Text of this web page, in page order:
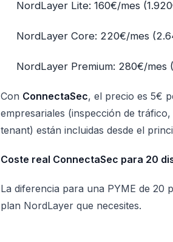
NordLayer Lite: 160€/mes
NordLayer Core: 220€/mes
NordLayer Premium: 280€/mes
Con ConnectaSec, el precio es 5€
empresariales (inspección de
tenant) están incluidas desde el
Coste real ConnectaSec para 20
La diferencia para una PYME de 20
plan NordLayer que necesites.